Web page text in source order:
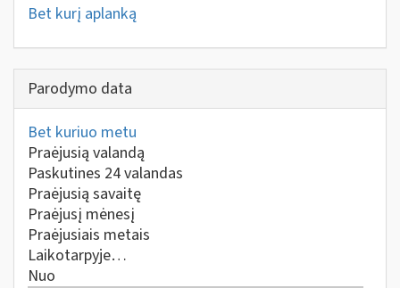
Bet kurį aplanką
Parodymo data
Bet kuriuo metu
Praėjusią valandą
Paskutines 24 valandas
Praėjusią savaitę
Praėjusį mėnesį
Praėjusiais metais
Laikotarpyje…
Nuo